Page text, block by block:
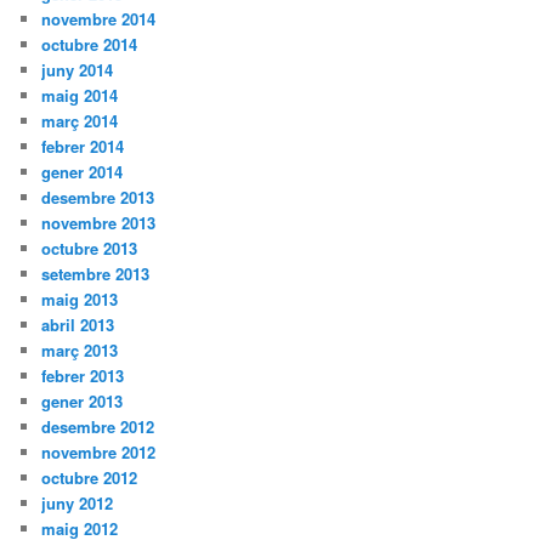
novembre 2014
octubre 2014
juny 2014
maig 2014
març 2014
febrer 2014
gener 2014
desembre 2013
novembre 2013
octubre 2013
setembre 2013
maig 2013
abril 2013
març 2013
febrer 2013
gener 2013
desembre 2012
novembre 2012
octubre 2012
juny 2012
maig 2012